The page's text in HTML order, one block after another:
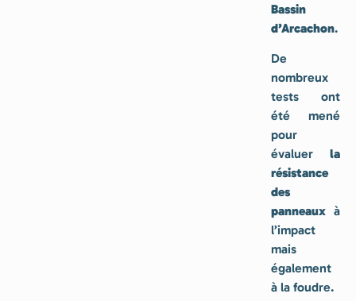
Bassin
d’Arcachon.
De
nombreux
tests ont
été mené
pour
évaluer la
résistance
des
panneaux à
l’impact
mais
également
à la foudre.